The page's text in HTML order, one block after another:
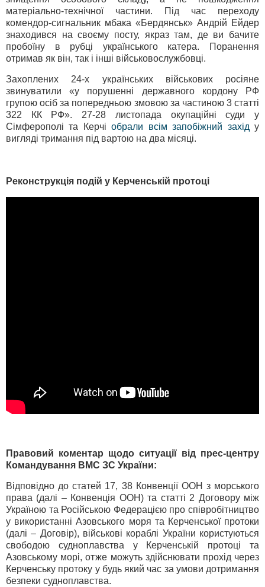
матеріально-технічної частини. Під час переходу
комендор-сигнальник мбака «Бердянськ» Андрій Ейдер
знаходився на своєму посту, якраз там, де ви бачите
пробоїну в рубці українського катера. Поранення
отримав як він, так і інші військовослужбовці.
Захоплених 24-х українських військових росіяне
звинуватили «у порушенні державного кордону РФ
групою осіб за попередньою змовою за частиною 3 статті
322 КК РФ». 27-28 листопада окупаційні суди у
Сімферополі та Керчіобрали всім запобіжний західу
вигляді тримання під вартою на два місяці.
Реконструкція подій у Керченській протоці
Правовий коментар щодо ситуації від прес-центру
Командування ВМС ЗС України:
Відповідно до статей 17, 38 Конвенції ООН з морського
права (далі – Конвенція ООН) та статті 2 Договору між
Україною та Російською Федерацією про співробітництво
у використанні Азовського моря та Керченської протоки
(далі – Договір), військові кораблі України користуються
свободою судноплавства у Керченській протоці та
Азовському морі, отже можуть здійснювати прохід через
Керченську протоку у будь який час за умови дотримання
безпеки судноплавства.